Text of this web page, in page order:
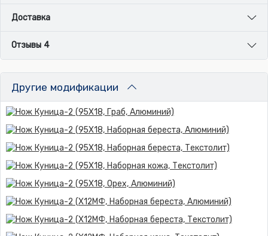
Доставка
Отзывы 4
Другие модификации